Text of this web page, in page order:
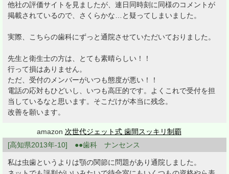
他社の評価サイトを見ましたが、連日同時刻に同様のコメントが
掲載されているので、さくらかな…と疑ってしまいました。
実際、こちらの歯科にずっと通院させていただいておりました。
先生と衛生士の方は、とても素晴らしい！！
行って損はありません。
ただ、受付のメンバーがいつも態度が悪い！！
電話の応対もひどいし、いつも高圧的です。よくこれで受付を担
当しているなと思います。そこだけが本当に残念。
改善を願います。
amazon 次世代ジェット式 歯間スッキリ制覇
[高知県2013年-10] ●●歯科 ナンセンス
私は虫歯というよりは顎の関節に問題があり通院しました。